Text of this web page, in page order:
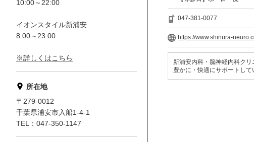
047-381-0077
https://www.shinura-
新浦安内科・脳神経内科ク
豊かに・快適にサポートして
10:00～22:00
イオンスタイル新浦安
8:00～23:00
※詳しくはこちら
所在地
〒279-0012
千葉県浦安市入船1-4-1
TEL：047-350-1147